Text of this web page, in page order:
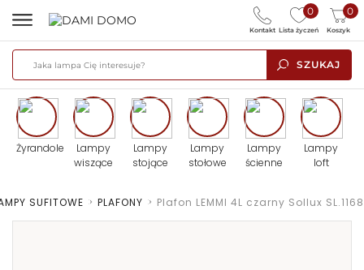
SZUKAJ
0
Lista życzeń
0
Koszyk
Kontakt
Żyrandole
Lampy
wiszące
Lampy
stojące
Lampy
stołowe
Lampy
ścienne
Lampy
loft
SUFITOWE > PLAFONY > Plafon LEMMI 4L czarny Sollux SL.1168